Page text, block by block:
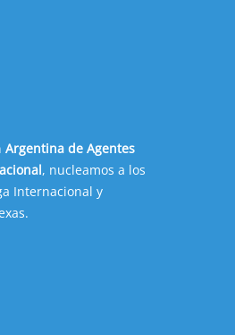
Argentina de Agentes
, nucleamos a los
Internacional y